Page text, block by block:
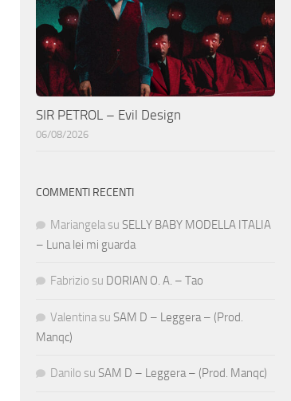
SIR PETROL – Evil Design
06/08/2026
COMMENTI RECENTI
Mariangela su SELLY BABY MODELLA ITALIA
– Luna lei mi guarda
Fabrizio su DORIAN O. A. – Tao
Valentina su SAM D – Leggera – (Prod.
Manqc)
Danilo su SAM D – Leggera – (Prod. Manqc)